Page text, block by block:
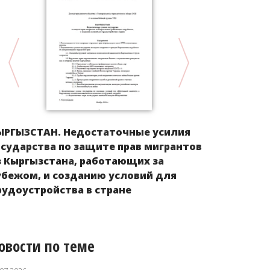
Недостаточные усилия
по защите прав мигрантов
Кыргызстана, работающих за
и созданию условий для
в стране
по теме